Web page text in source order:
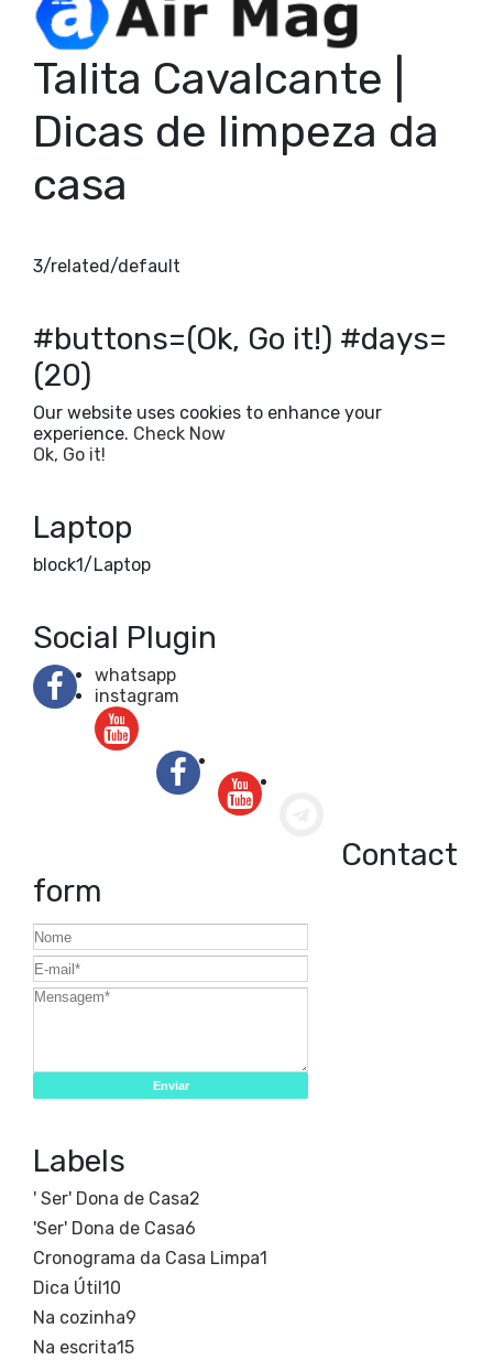
Talita Cavalcante |
Dicas de limpeza da
casa
3/related/default
#buttons=(Ok, Go it!) #days=
(20)
Our website uses cookies to enhance your
experience. Check Now
Ok, Go it!
Laptop
block1/Laptop
Social Plugin
whatsapp
instagram
Contact
form
Labels
' Ser' Dona de Casa2
'Ser' Dona de Casa6
Cronograma da Casa Limpa1
Dica Útil 10
Na cozinha9
Na escrita15